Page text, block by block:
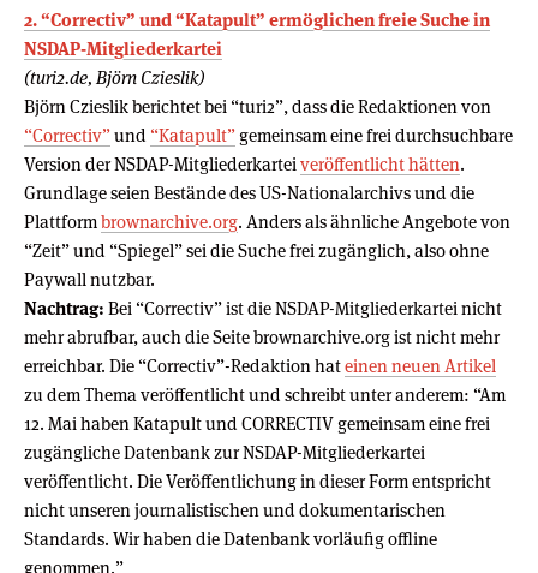
2. “Correctiv” und “Katapult” ermöglichen freie Suche in
NSDAP-Mitgliederkartei
(turi2.de, Björn Czieslik)
Björn Czieslik berichtet bei “turi2”, dass die Redaktionen von
“Correctiv”und “Katapult”gemeinsam eine frei durchsuchbare
Version der NSDAP-Mitgliederkarteiveröffentlicht hätten.
Grundlage seien Bestände des US-Nationalarchivs und die
Plattformbrownarchive.org. Anders als ähnliche Angebote von
“Zeit” und “Spiegel” sei die Suche frei zugänglich, also ohne
Paywall nutzbar.
Nachtrag: Bei “Correctiv” ist die NSDAP-Mitgliederkartei nicht
mehr abrufbar, auch die Seite brownarchive.org ist nicht mehr
erreichbar. Die “Correctiv”-Redaktion hateinen neuen Artikel
zu dem Thema veröffentlicht und schreibt unter anderem: “Am
12. Mai haben Katapult und CORRECTIV gemeinsam eine frei
zugängliche Datenbank zur NSDAP-Mitgliederkartei
veröffentlicht. Die Veröffentlichung in dieser Form entspricht
nicht unseren journalistischen und dokumentarischen
Standards. Wir haben die Datenbank vorläufig offline
genommen.”